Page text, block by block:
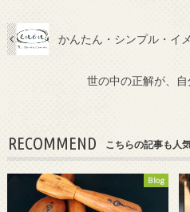
かんたん・シンプル・イ
世の中の正解が、
RECOMMEND こちらの記事も人気
Blog